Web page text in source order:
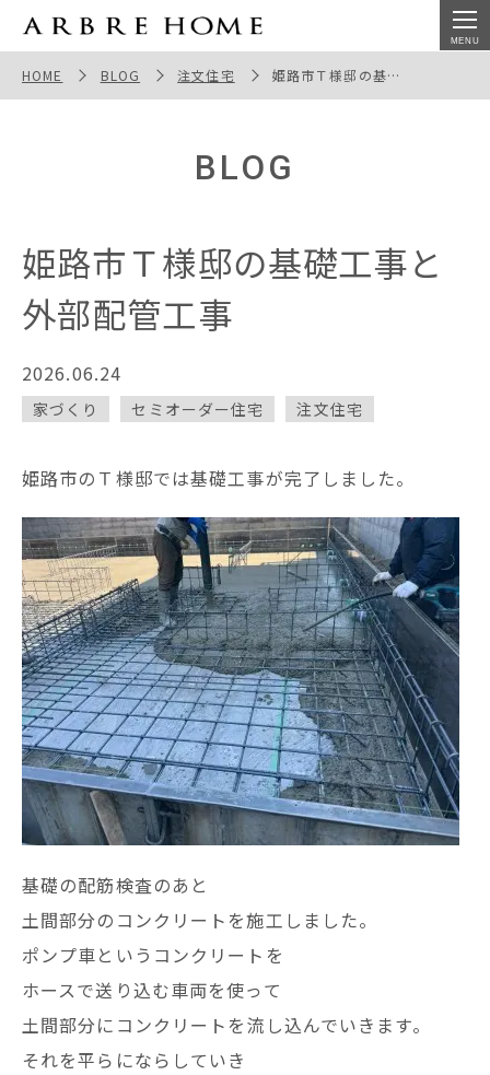
姫路市Ｔ様邸の基礎工事と外部配管工事
HOME BLOG 注文住宅 姫路市Ｔ様邸の基礎工事と外部配管工事
BLOG
姫路市Ｔ様邸の基礎工事と
外部配管工事
2026.06.24
家づくり セミオーダー住宅 注文住宅
姫路市のＴ様邸では基礎工事が完了しました。
基礎の配筋検査のあと
土間部分のコンクリートを施工しました。
ポンプ車というコンクリートを
ホースで送り込む車両を使って
土間部分にコンクリートを流し込んでいきます。
それを平らにならしていき